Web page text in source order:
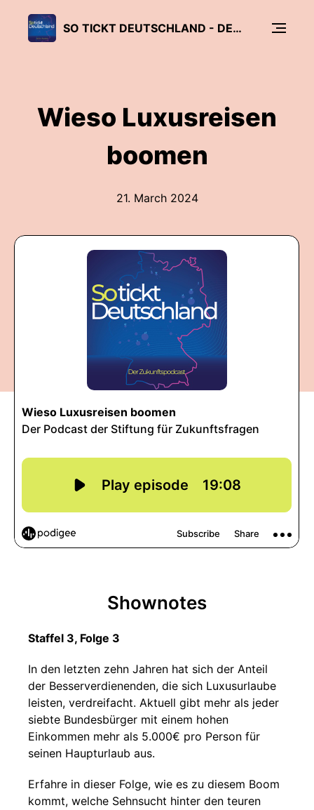
SO TICKT DEUTSCHLAND - DER ZUKUNFTSPODCAST
Wieso Luxusreisen
boomen
21. March 2024
Shownotes
Staffel 3, Folge 3
In den letzten zehn Jahren hat sich der Anteil
der Besserverdienenden, die sich Luxusurlaube
leisten, verdreifacht. Aktuell gibt mehr als jeder
siebte Bundesbürger mit einem hohen
Einkommen mehr als 5.000€ pro Person für
seinen Haupturlaub aus.
Erfahre in dieser Folge, wie es zu diesem Boom
kommt, welche Sehnsucht hinter den teuren